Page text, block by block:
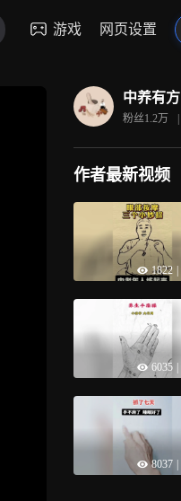
游戏 网页设置
中养有方
粉丝1.2万 |
作者最新视频
1822
6035
8037